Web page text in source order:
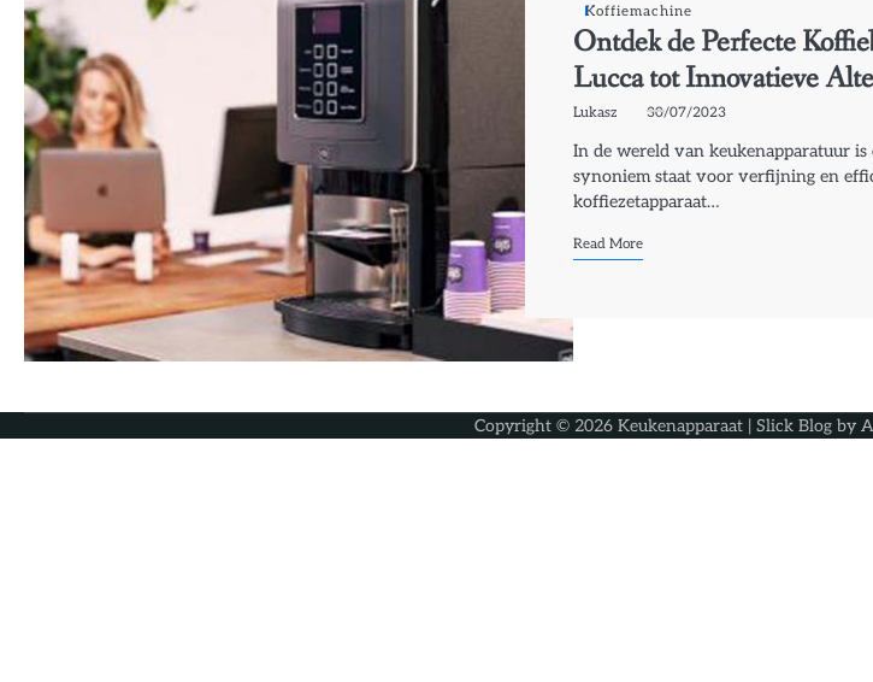
Koffiemachine
Ontdek de Perfecte
Lucca tot Innovatieve
Lukasz 30/07/2023
In de wereld van keukenapparatuur is
synoniem staat voor verfijning en
koffiezetapparaat…
Read More
Copyright © 2026 Keukenapparaat| Slick Blog by